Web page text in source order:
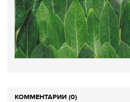
КОММЕНТАРИИ (0)